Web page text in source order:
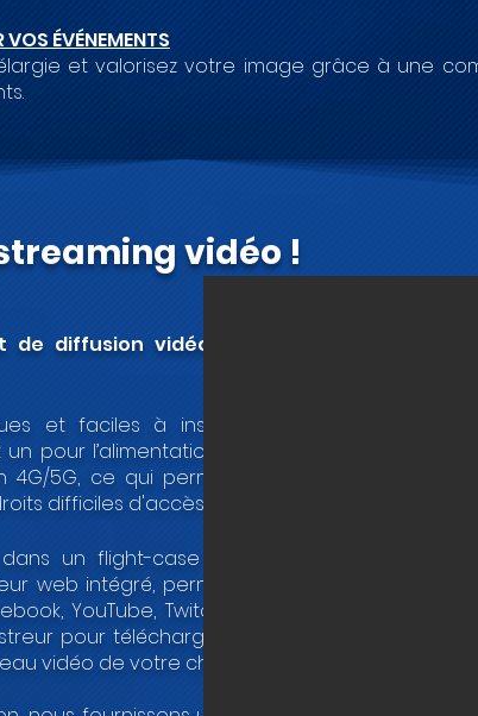
ÉVÉNEMENTS
et valorisez votre image grâce à une
vidéo !
de diffusion vidéo haut de
et faciles à installer. Elles
pour l’alimentation. Grâce à
5G, ce qui permet de les
difficiles d'accès.
un flight-case pour une
web intégré, permettant de
YouTube, Twitch, etc., via
pour télécharger la vidéo
vidéo de votre choix.